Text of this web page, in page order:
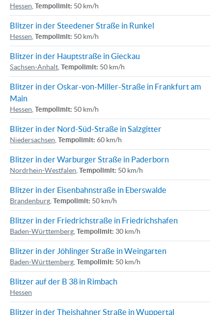
Hessen Tempolimit: 50 km/h
Blitzer in der Steedener Straße in Runkel
Hessen Tempolimit: 50 km/h
Blitzer in der Hauptstraße in Gieckau
Sachsen-Anhalt Tempolimit: 50 km/h
Blitzer in der Oskar-von-Miller-Straße in Frankfurt am
Main
Hessen Tempolimit: 50 km/h
Blitzer in der Nord-Süd-Straße in Salzgitter
Niedersachsen Tempolimit: 60 km/h
Blitzer in der Warburger Straße in Paderborn
Nordrhein-Westfalen Tempolimit: 50 km/h
Blitzer in der Eisenbahnstraße in Eberswalde
Brandenburg Tempolimit: 50 km/h
Blitzer in der Friedrichstraße in Friedrichshafen
Baden-Württemberg Tempolimit: 30 km/h
Blitzer in der Jöhlinger Straße in Weingarten
Baden-Württemberg Tempolimit: 50 km/h
Blitzer auf der B 38 in Rimbach
Hessen
Blitzer in der Theishahner Straße in Wuppertal